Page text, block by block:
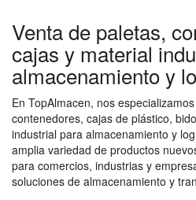
Venta de paletas,
cajas y material
almacenamiento y
En TopAlmacen, nos
contenedores, cajas de plástico,
industrial para almacenamiento y
amplia variedad de productos
para comercios, industrias y
soluciones de almacenamiento y